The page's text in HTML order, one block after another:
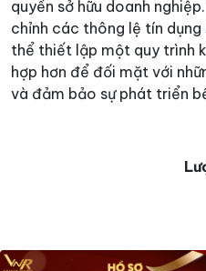
quyền sở hữu doanh
chỉnh các thông lệ tín
thể thiết lập một quy trình
hợp hơn để đối mặt với
và đảm bảo sự phát triển